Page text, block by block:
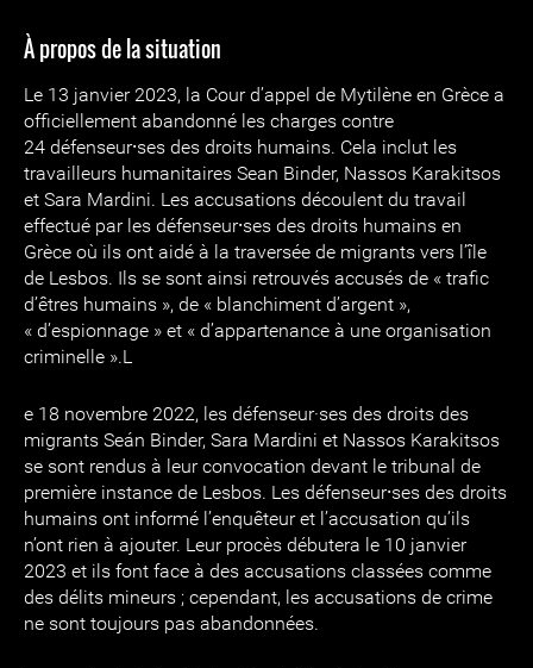
À propos de la situation
Le 13 janvier 2023, la Cour d’appel de Mytilène en Grèce a
officiellement abandonné les charges contre
24 défenseur⸱ses des droits humains. Cela inclut les
travailleurs humanitaires Sean Binder, Nassos Karakitsos
et Sara Mardini. Les accusations découlent du travail
effectué par les défenseur⸱ses des droits humains en
Grèce où ils ont aidé à la traversée de migrants vers l’île
de Lesbos. Ils se sont ainsi retrouvés accusés de « trafic
d’êtres humains », de « blanchiment d’argent »,
« d’espionnage » et « d’appartenance à une organisation
criminelle ».L
e 18 novembre 2022, les défenseur·ses des droits des
migrants Seán Binder, Sara Mardini et Nassos Karakitsos
se sont rendus à leur convocation devant le tribunal de
première instance de Lesbos. Les défenseur⸱ses des droits
humains ont informé l’enquêteur et l’accusation qu’ils
n’ont rien à ajouter. Leur procès débutera le 10 janvier
2023 et ils font face à des accusations classées comme
des délits mineurs ; cependant, les accusations de crime
ne sont toujours pas abandonnées.